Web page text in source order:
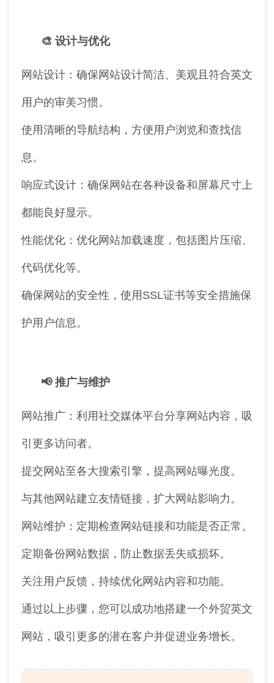
🎨 设计与优化
网站设计：确保网站设计简洁、美观且符合英文
用户的审美习惯。
使用清晰的导航结构，方便用户浏览和查找信
息。
响应式设计：确保网站在各种设备和屏幕尺寸上
都能良好显示。
性能优化：优化网站加载速度，包括图片压缩、
代码优化等。
确保网站的安全性，使用SSL证书等安全措施保
护用户信息。
📢 推广与维护
网站推广：利用社交媒体平台分享网站内容，吸
引更多访问者。
提交网站至各大搜索引擎，提高网站曝光度。
与其他网站建立友情链接，扩大网站影响力。
网站维护：定期检查网站链接和功能是否正常。
定期备份网站数据，防止数据丢失或损坏。
关注用户反馈，持续优化网站内容和功能。
通过以上步骤，您可以成功地搭建一个外贸英文
网站，吸引更多的潜在客户并促进业务增长。